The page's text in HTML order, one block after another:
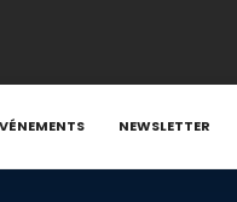
NEWSLETTER